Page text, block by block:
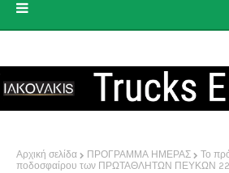
Αρχική σελίδα ΠΡΟΓΡΑΜΜΑ ΗΜΕΡΑΣ
Το
ποδοσφαίρου των ΠΡΩΤΑΘΛΗΤΩΝ ΠΕΥΚΩΝ 22